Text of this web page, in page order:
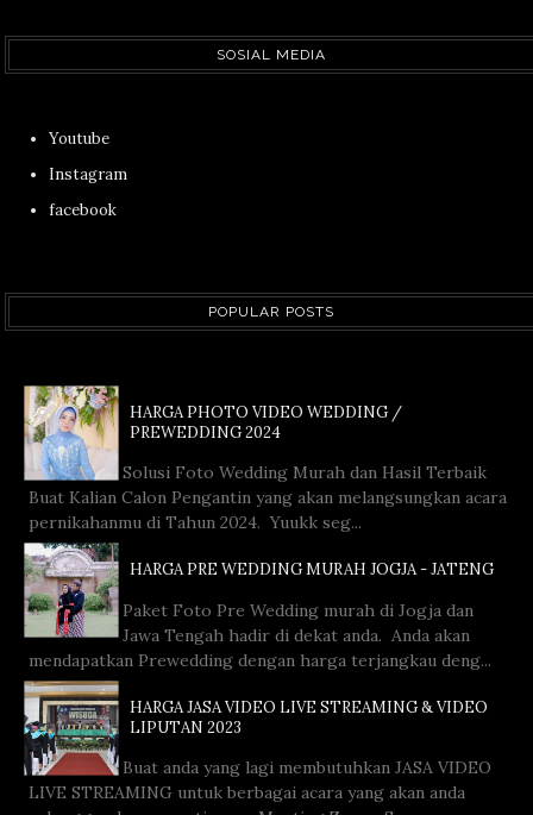
SOSIAL MEDIA
Youtube
Instagram
facebook
POPULAR POSTS
HARGA PHOTO VIDEO WEDDING /
PREWEDDING 2024
Solusi Foto Wedding Murah dan Hasil Terbaik
Buat Kalian Calon Pengantin yang akan melangsungkan acara
pernikahanmu di Tahun 2024. Yuukk seg...
HARGA PRE WEDDING MURAH JOGJA - JATENG
Paket Foto Pre Wedding murah di Jogja dan
Jawa Tengah hadir di dekat anda. Anda akan
mendapatkan Prewedding dengan harga terjangkau deng...
HARGA JASA VIDEO LIVE STREAMING & VIDEO
LIPUTAN 2023
Buat anda yang lagi membutuhkan JASA VIDEO
LIVE STREAMING untuk berbagai acara yang akan anda